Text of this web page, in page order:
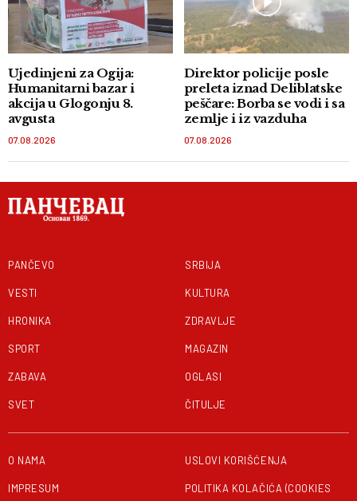
Ujedinjeni za Ogija:
Humanitarni bazar i
akcija u Glogonju 8.
avgusta
07.08.2026
Direktor policije posle
preleta iznad Deliblatske
peščare: Borba se vodi i sa
zemlje i iz vazduha
07.08.2026
PANČEVO
VESTI
HRONIKA
SPORT
ZABAVA
SVET
SRBIJA
KULTURA
ZDRAVLJE
MAGAZIN
OGLASI
ČITULJE
O NAMA
IMPRESUM
USLOVI KORIŠĆENJA
POLITIKA KOLAČIĆA (COOKIES